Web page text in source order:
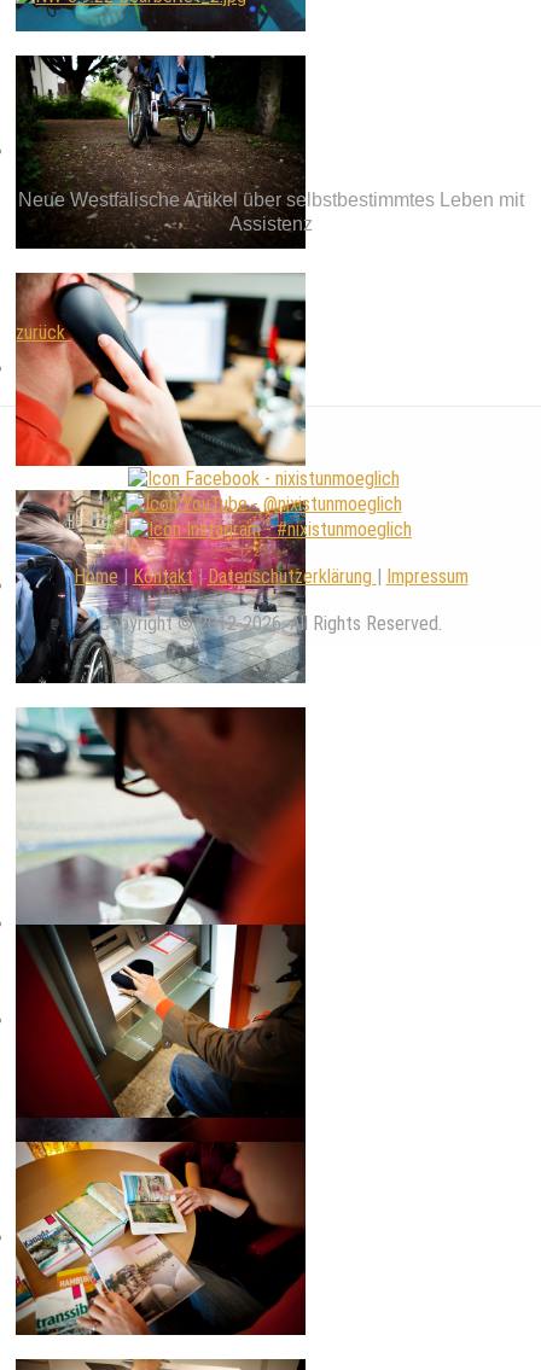
Neue Westfälische Artikel über selbstbestimmtes Leben mit
Assistenz
zurück
Home| Kontakt|Datenschutzerklärung | Impressum
Copyright © 2012-2026. All Rights Reserved.